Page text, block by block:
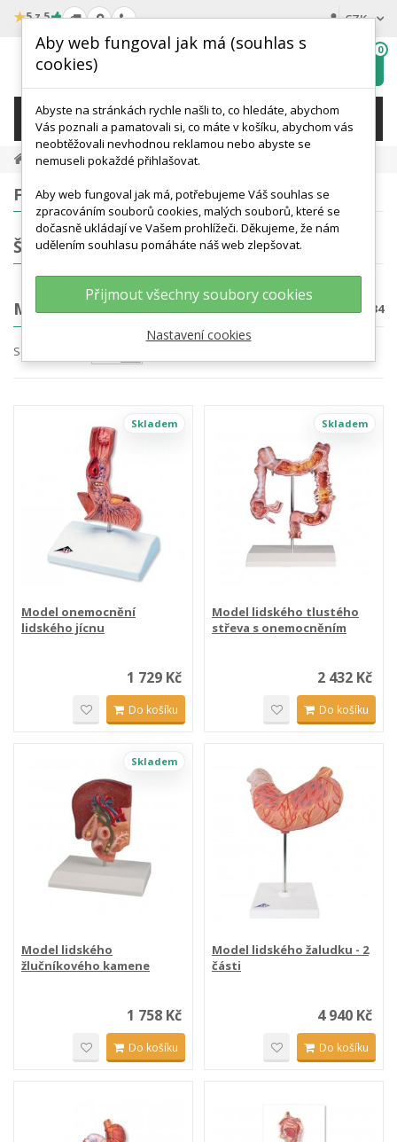
★5 z 5 CZK
wishlist
0
KATEGORIE
Anatomické Modely Modely Trávicí Soustavy
FILTROVÁNÍ
ŠTÍTKY
MODELY TRÁVICÍ SOUSTAVY Počet produktů: 34
Seřadit podle
Skladem
Model onemocnění
lidského jícnu
1 729 Kč
Do košíku
Skladem
Model lidského tlustého
střeva s onemocněním
2 432 Kč
Do košíku
Skladem
Model lidského
žlučníkového kamene
1 758 Kč
Do košíku
Model lidského žaludku - 2
části
4 940 Kč
Do košíku
Aby web fungoval jak má (souhlas s
cookies)
Abyste na stránkách rychle našli to, co hledáte, abychom
Vás poznali a pamatovali si, co máte v košíku, abychom vás
neobtěžovali nevhodnou reklamou nebo abyste se
nemuseli pokaždé přihlašovat.
Aby web fungoval jak má, potřebujeme Váš souhlas se
zpracováním souborů cookies, malých souborů, které se
dočasně ukládají ve Vašem prohlížeči. Děkujeme, že nám
udělením souhlasu pomáháte náš web zlepšovat.
Přijmout všechny soubory cookies
Nastavení cookies